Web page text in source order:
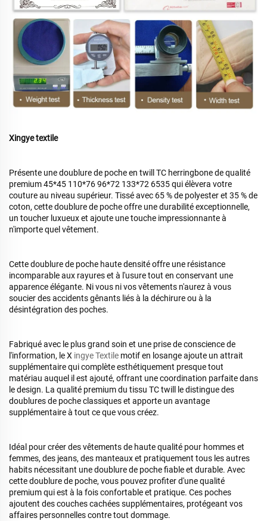
Xingye textile
Présente une doublure de poche en twill TC herringbone de qualité
premium 45*45 110*76 96*72 133*72 6535 qui élèvera votre
couture au niveau supérieur. Tissé avec 65 % de polyester et 35 % de
coton, cette doublure de poche offre une durabilité exceptionnelle,
un toucher luxueux et ajoute une touche impressionnante à
n'importe quel vêtement.
Cette doublure de poche haute densité offre une résistance
incomparable aux rayures et à l'usure tout en conservant une
apparence élégante. Ni vous ni vos vêtements n'aurez à vous
soucier des accidents gênants liés à la déchirure ou à la
désintégration des poches.
Fabriqué avec le plus grand soin et une prise de conscience de
l'information, le X ingye Textile motif en losange ajoute un attrait
supplémentaire qui complète esthétiquement presque tout
matériau auquel il est ajouté, offrant une coordination parfaite dans
le design. La qualité premium du tissu TC twill le distingue des
doublures de poche classiques et apporte un avantage
supplémentaire à tout ce que vous créez.
Idéal pour créer des vêtements de haute qualité pour hommes et
femmes, des jeans, des manteaux et pratiquement tous les autres
habits nécessitant une doublure de poche fiable et durable. Avec
cette doublure de poche, vous pouvez profiter d'une qualité
premium qui est à la fois confortable et pratique. Ces poches
ajoutent des couches cachées supplémentaires, protégeant vos
affaires personnelles contre tout dommage.